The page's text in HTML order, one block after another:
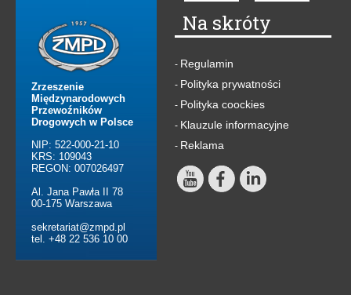
Zrzeszenie
Międzynarodowych
Przewoźników
Drogowych w Polsce
NIP: 522-000-21-10
KRS: 109043
REGON: 007026497
Al. Jana Pawła II 78
00-175 Warszawa
sekretariat@zmpd.pl
tel. +48 22 536 10 00
Na skróty
- Regulamin
- Polityka prywatności
- Polityka coockies
- Klauzule informacyjne
- Reklama